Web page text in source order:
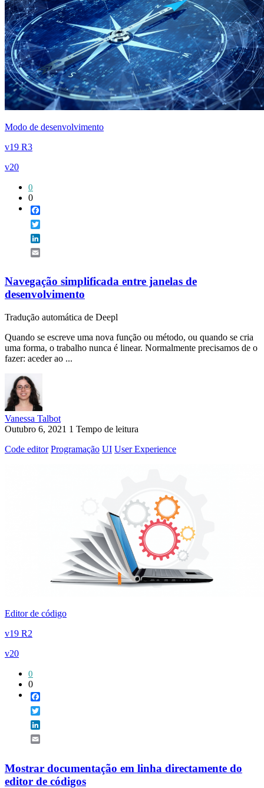
Modo de desenvolvimento
v19 R3
v20
0
0
Navegação simplificada entre janelas de
desenvolvimento
Tradução automática de Deepl
Quando se escreve uma nova função ou método, ou quando se cria
uma forma, o trabalho nunca é linear. Normalmente precisamos de o
fazer: aceder ao ...
Vanessa Talbot
Outubro 6, 2021 1 Tempo de leitura
Code editor Programação UI User Experience
Editor de código
v19 R2
v20
0
0
Mostrar documentação em linha directamente do
editor de códigos